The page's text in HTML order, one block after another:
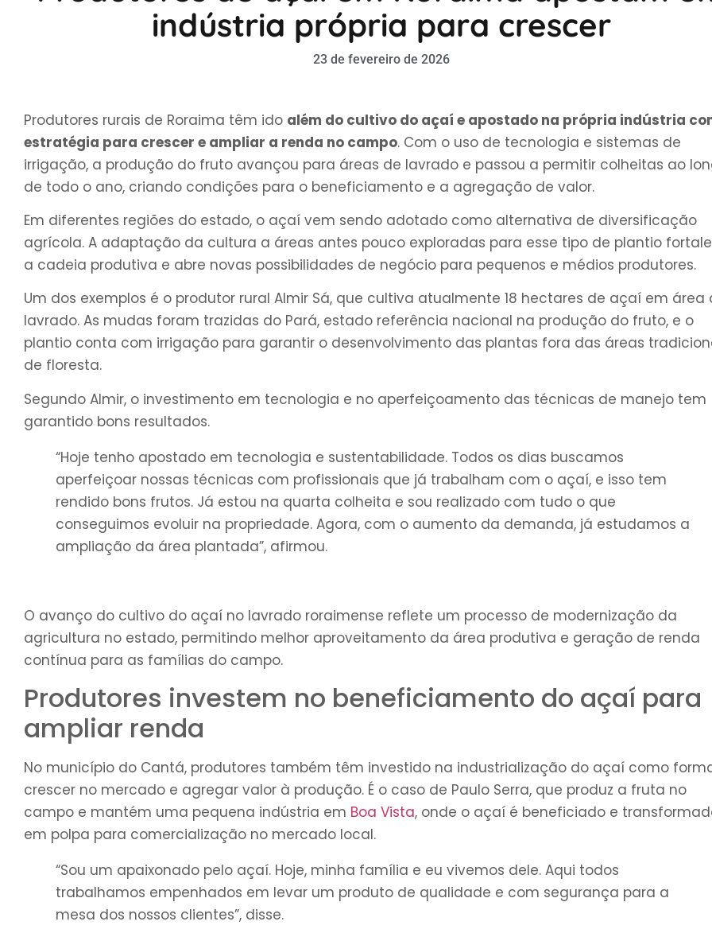
indústria própria para crescer
23 de fevereiro de 2026
Produtores rurais de Roraima têm ido além do cultivo do açaí e apostado na própria indústria
estratégia para crescer e ampliar a renda no campo. Com o uso de tecnologia e sistemas de
irrigação, a produção do fruto avançou para áreas de lavrado e passou a permitir colheitas ao
de todo o ano, criando condições para o beneficiamento e a agregação de valor.
Em diferentes regiões do estado, o açaí vem sendo adotado como alternativa de diversificação
agrícola. A adaptação da cultura a áreas antes pouco exploradas para esse tipo de plantio
a cadeia produtiva e abre novas possibilidades de negócio para pequenos e médios produtores.
Um dos exemplos é o produtor rural Almir Sá, que cultiva atualmente 18 hectares de açaí em área
lavrado. As mudas foram trazidas do Pará, estado referência nacional na produção do fruto, e o
plantio conta com irrigação para garantir o desenvolvimento das plantas fora das áreas
de floresta.
Segundo Almir, o investimento em tecnologia e no aperfeiçoamento das técnicas de manejo tem
garantido bons resultados.
“Hoje tenho apostado em tecnologia e sustentabilidade. Todos os dias buscamos
aperfeiçoar nossas técnicas com profissionais que já trabalham com o açaí, e isso tem
rendido bons frutos. Já estou na quarta colheita e sou realizado com tudo o que
conseguimos evoluir na propriedade. Agora, com o aumento da demanda, já estudamos a
ampliação da área plantada”, afirmou.
O avanço do cultivo do açaí no lavrado roraimense reflete um processo de modernização da
agricultura no estado, permitindo melhor aproveitamento da área produtiva e geração de renda
contínua para as famílias do campo.
Produtores investem no beneficiamento do açaí para
ampliar renda
No município do Cantá, produtores também têm investido na industrialização do açaí como
crescer no mercado e agregar valor à produção. É o caso de Paulo Serra, que produz a fruta no
campo e mantém uma pequena indústria em Boa Vista, onde o açaí é beneficiado e
em polpa para comercialização no mercado local.
“Sou um apaixonado pelo açaí. Hoje, minha família e eu vivemos dele. Aqui todos
trabalhamos empenhados em levar um produto de qualidade e com segurança para a
mesa dos nossos clientes”, disse.